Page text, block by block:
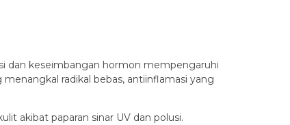
dan keseimbangan hormon mempengaruhi
radikal bebas, antiinflamasi yang
akibat paparan sinar UV dan polusi.